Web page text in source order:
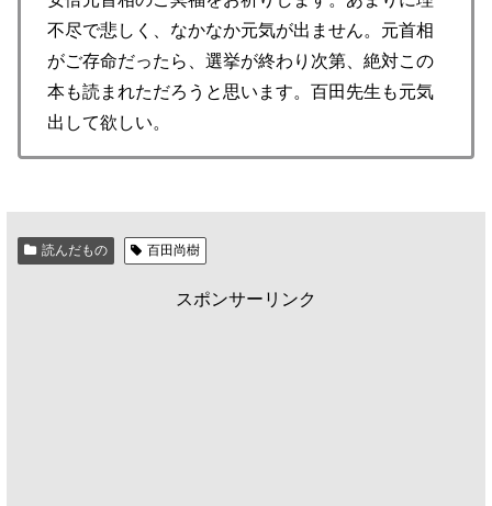
不尽で悲しく、なかなか元気が出ません。元首相
がご存命だったら、選挙が終わり次第、絶対この
本も読まれただろうと思います。百田先生も元気
出して欲しい。
読んだもの 百田尚樹
スポンサーリンク